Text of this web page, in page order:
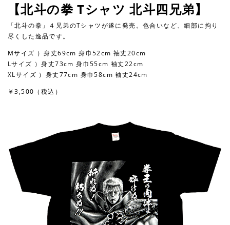
【北斗の拳 Tシャツ 北斗四兄弟】
「北斗の拳」４兄弟のTシャツが遂に発売。色合いなど、細部に拘り
尽くした逸品です。
Mサイズ ）身丈69cm 身巾52cm 袖丈20cm
Lサイズ ）身丈73cm 身巾55cm 袖丈22cm
XLサイズ ）身丈77cm 身巾58cm 袖丈24cm
￥3,500（税込）